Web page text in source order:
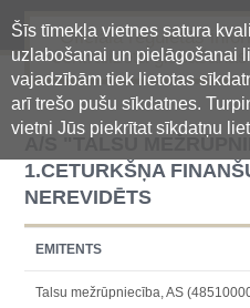
Šīs tīmekļa vietnes satura
uzlabošanai un pielāgošanai
vajadzībām tiek lietotas
arī trešo pušu sīkdatnes.
vietni Jūs piekrītat sīkdatņu
Oficiālā regulētās
centralizētā glabāšanas
A/S "TALSU
1.CETURKŠŅA
NEREVIDĒTS
EMITENTS
Talsu mežrūpniecība, AS